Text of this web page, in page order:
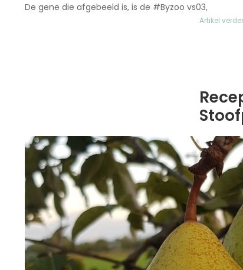
De gene die afgebeeld is, is de #Byzoo vs03,
Artikel